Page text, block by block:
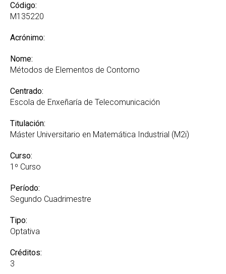
Código:
M135220
Acrónimo:
Nome:
Métodos de Elementos de Contorno
Centrado:
Escola de Enxeñaría de Telecomunicación
Titulación:
Máster Universitario en Matemática Industrial (M2i)
Curso:
1º Curso
Período:
Segundo Cuadrimestre
Tipo:
Optativa
Créditos:
3